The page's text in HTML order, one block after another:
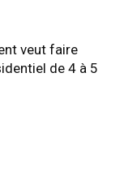
veut faire
de 4 à 5